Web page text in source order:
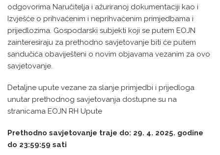
odgovorima Naručitelja i ažuriranoj dokumentaciji kao i
Izvješće o prihvaćenim i neprihvaćenim primjedbama i
prijedlozima. Gospodarski subjekti koji se putem EOJN
zainteresiraju za prethodno savjetovanje biti će putem
sandučića obaviješteni o novim objavama vezanim za ovo
savjetovanje.
Detaljne upute vezane za slanje primjedbi i prijedloga
unutar prethodnog savjetovanja dostupne su na
stranicama EOJN RH Upute
Prethodno savjetovanje traje do: 29. 4. 2025. godine
do 23:59:59 sati